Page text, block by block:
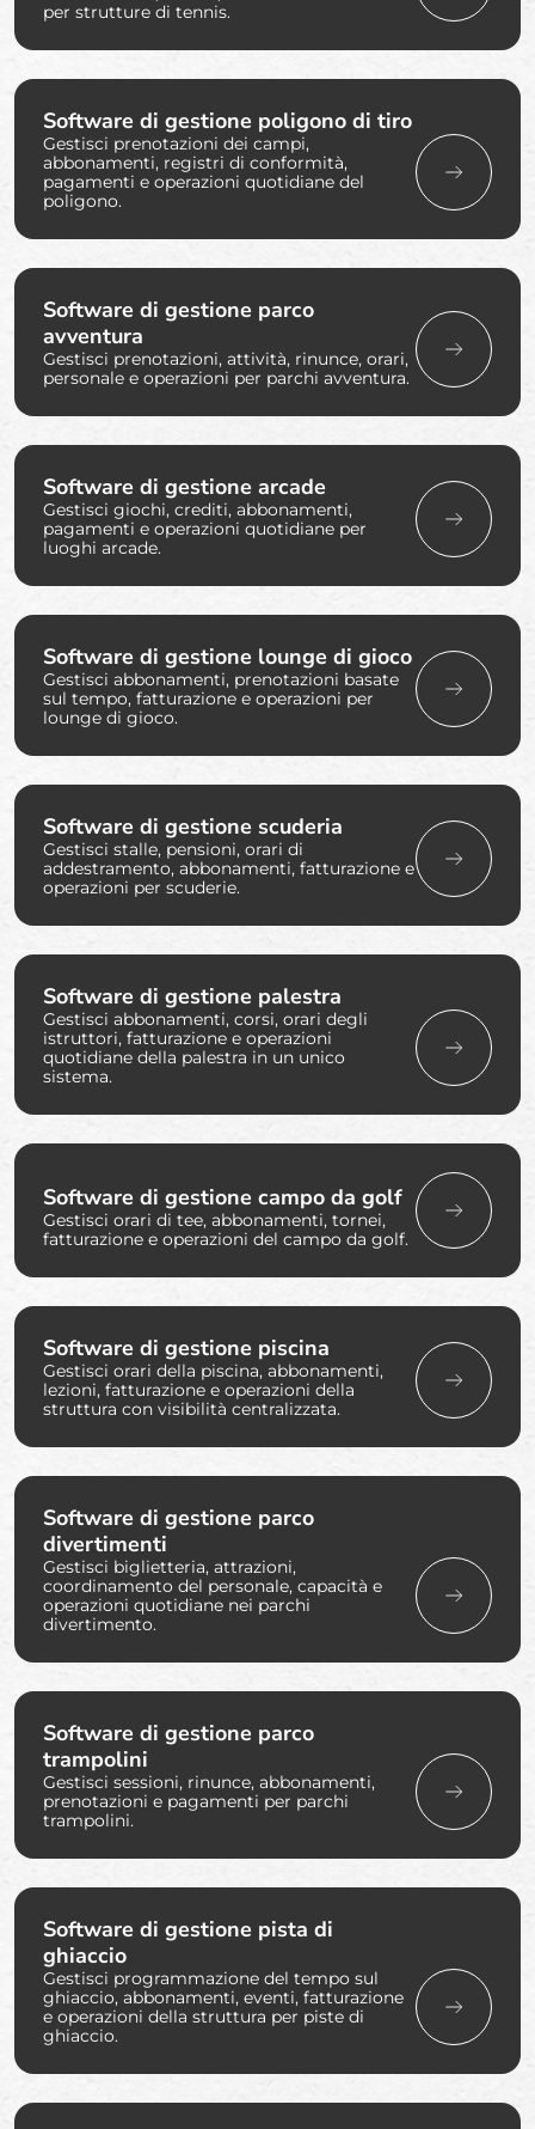
per strutture di tennis.
Software di gestione poligono di tiro
Gestisci prenotazioni dei campi,
abbonamenti, registri di conformità,
pagamenti e operazioni quotidiane del
poligono.
Software di gestione parco
avventura
Gestisci prenotazioni, attività, rinunce, orari,
personale e operazioni per parchi avventura.
Software di gestione arcade
Gestisci giochi, crediti, abbonamenti,
pagamenti e operazioni quotidiane per
luoghi arcade.
Software di gestione lounge di gioco
Gestisci abbonamenti, prenotazioni basate
sul tempo, fatturazione e operazioni per
lounge di gioco.
Software di gestione scuderia
Gestisci stalle, pensioni, orari di
addestramento, abbonamenti, fatturazione e
operazioni per scuderie.
Software di gestione palestra
Gestisci abbonamenti, corsi, orari degli
istruttori, fatturazione e operazioni
quotidiane della palestra in un unico
sistema.
Software di gestione campo da golf
Gestisci orari di tee, abbonamenti, tornei,
fatturazione e operazioni del campo da golf.
Software di gestione piscina
Gestisci orari della piscina, abbonamenti,
lezioni, fatturazione e operazioni della
struttura con visibilità centralizzata.
Software di gestione parco
divertimenti
Gestisci biglietteria, attrazioni,
coordinamento del personale, capacità e
operazioni quotidiane nei parchi
divertimento.
Software di gestione parco
trampolini
Gestisci sessioni, rinunce, abbonamenti,
prenotazioni e pagamenti per parchi
trampolini.
Software di gestione pista di
ghiaccio
Gestisci programmazione del tempo sul
ghiaccio, abbonamenti, eventi, fatturazione
e operazioni della struttura per piste di
ghiaccio.